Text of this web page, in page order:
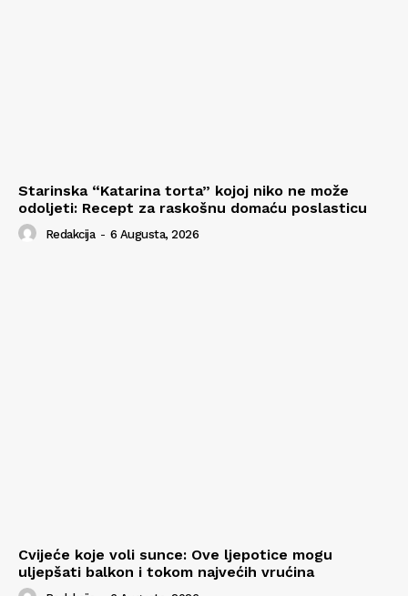
Starinska “Katarina torta” kojoj niko ne može
odoljeti: Recept za raskošnu domaću poslasticu
Redakcija - 6 Augusta, 2026
Cvijeće koje voli sunce: Ove ljepotice mogu
uljepšati balkon i tokom najvećih vrućina